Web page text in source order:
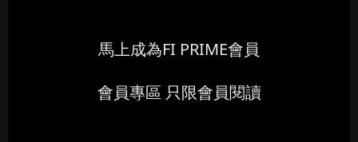
馬上成為FI PRIME會員
會員專區 只限會員閱讀